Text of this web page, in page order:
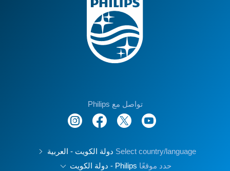
تواصل مع Philips
Select country/language دولة الكويت - العربية
حدد موقعًاPhilips - دولة الكويت